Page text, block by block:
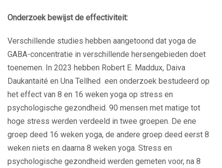
Onderzoek bewijst de effectiviteit:
Verschillende studies hebben aangetoond dat yoga de
GABA-concentratie in verschillende hersengebieden doet
toenemen. In 2023 hebben Robert E. Maddux, Daiva
Daukantaité en Una Tellhed een onderzoek bestudeerd op
het effect van 8 en 16 weken yoga op stress en
psychologische gezondheid. 90 mensen met matige tot
hoge stress werden verdeeld in twee groepen. De ene
groep deed 16 weken yoga, de andere groep deed eerst 8
weken niets en daarna 8 weken yoga. Stress en
psychologische gezondheid werden gemeten voor, na 8